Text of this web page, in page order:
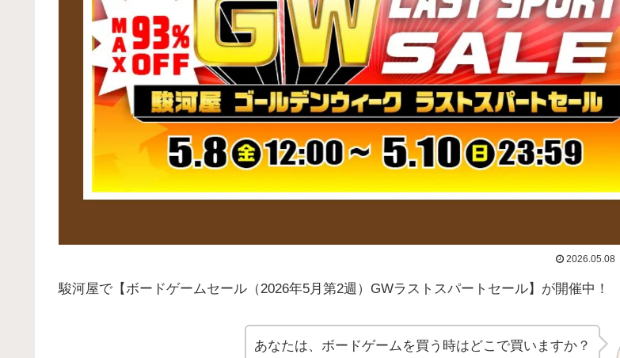
2026.05.08
駿河屋で【ボードゲームセール（2026年5月第2週）GWラストスパートセール】が開催中！
あなたは、ボードゲームを買う時はどこで買いますか？